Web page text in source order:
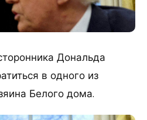
Дональда
в одного из
Белого дома.